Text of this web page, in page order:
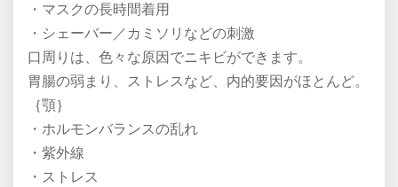
・マスクの長時間着用
・シェーバー／カミソリなどの刺激
口周りは、色々な原因でニキビができます。
胃腸の弱まり、ストレスなど、内的要因がほとんど。
｛顎｝
・ホルモンバランスの乱れ
・紫外線
・ストレス